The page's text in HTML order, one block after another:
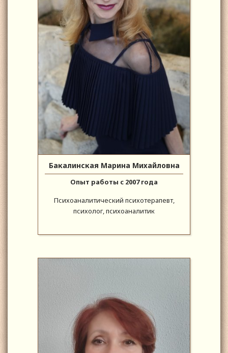
Бакалинская Марина Михайловна
Опыт работы с 2007 года
Психоаналитический психотерапевт,
психолог, психоаналитик